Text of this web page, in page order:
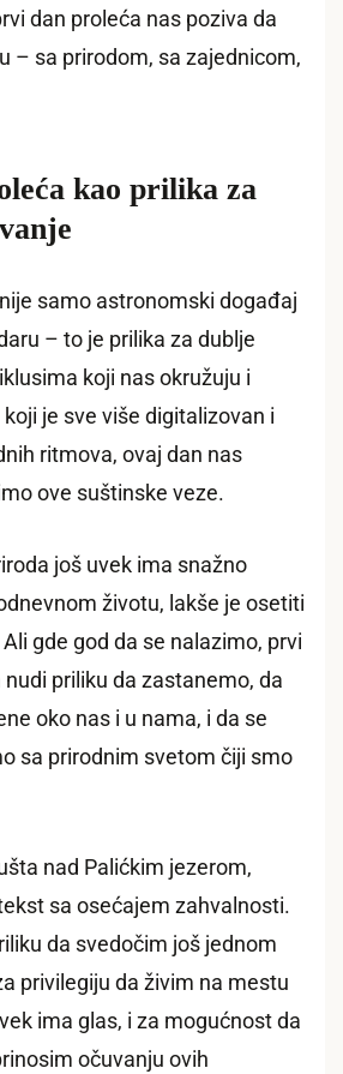
dan proleća nas poziva da
– sa prirodom, sa zajednicom,
kao prilika za
samo astronomski događaj
– to je prilika za dublje
koji nas okružuju i
je sve više digitalizovan i
ritmova, ovaj dan nas
ove suštinske veze.
još uvek ima snažno
životu, lakše je osetiti
gde god da se nalazimo, prvi
priliku da zastanemo, da
oko nas i u nama, i da se
sa prirodnim svetom čiji smo
nad Palićkim jezerom,
sa osećajem zahvalnosti.
da svedočim još jednom
privilegiju da živim na mestu
ima glas, i za mogućnost da
očuvanju ovih